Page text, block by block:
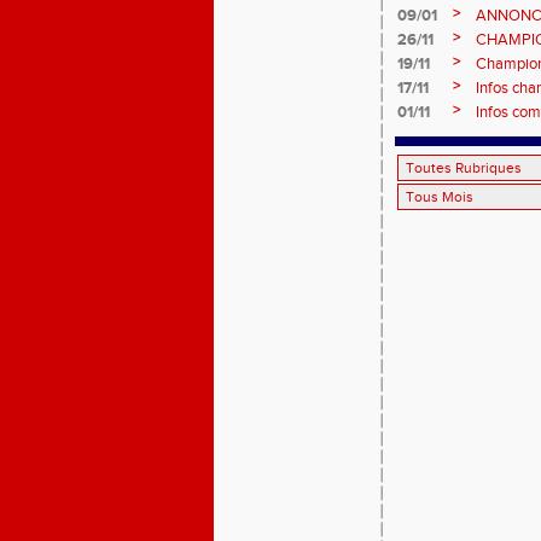
09/01
>
26/11 >
2026,
19/11 >
17/11
>
Infos
01/11
> Infos